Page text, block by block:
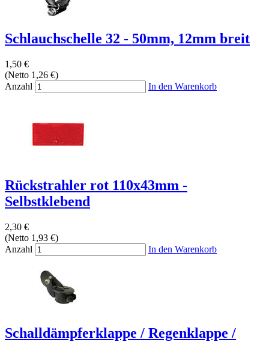
Schlauchschelle 32 - 50mm, 12mm breit
1,50 €
(Netto 1,26 €)
Anzahl
In den Warenkorb
Rückstrahler rot 110x43mm -
Selbstklebend
2,30 €
(Netto 1,93 €)
Anzahl
In den Warenkorb
Schalldämpferklappe / Regenklappe /